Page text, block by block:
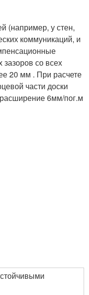
(например, у стен,
коммуникаций, и
со всех
20 мм . При расчете
части доски
6мм/пог.м